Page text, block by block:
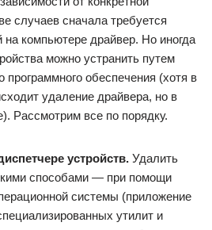
случаев сначала требуется
компьютере драйвер. Но иногда
можно устранить путем
программного обеспечения (хотя в
удаление драйвера, но в
Рассмотрим все по порядку.
устройств. Удалить
способами — при помощи
системы (приложение
утилит и